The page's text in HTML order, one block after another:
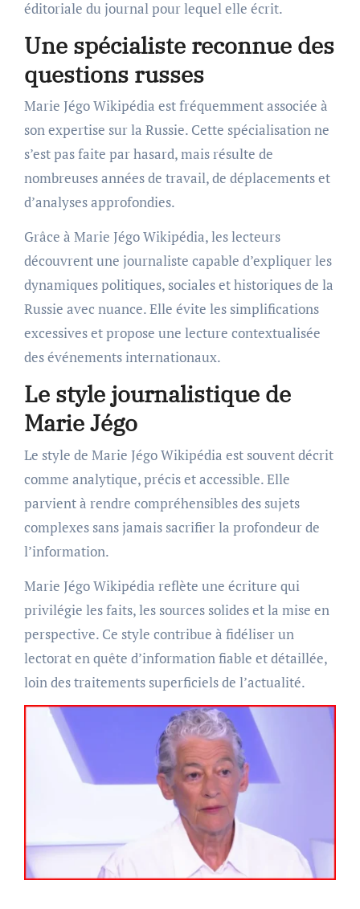
éditoriale du journal pour lequel elle écrit.
Une spécialiste reconnue des
questions russes
Marie Jégo Wikipédia est fréquemment associée à
son expertise sur la Russie. Cette spécialisation ne
s’est pas faite par hasard, mais résulte de
nombreuses années de travail, de déplacements et
d’analyses approfondies.
Grâce à Marie Jégo Wikipédia, les lecteurs
découvrent une journaliste capable d’expliquer les
dynamiques politiques, sociales et historiques de la
Russie avec nuance. Elle évite les simplifications
excessives et propose une lecture contextualisée
des événements internationaux.
Le style journalistique de
Marie Jégo
Le style de Marie Jégo Wikipédia est souvent décrit
comme analytique, précis et accessible. Elle
parvient à rendre compréhensibles des sujets
complexes sans jamais sacrifier la profondeur de
l’information.
Marie Jégo Wikipédia reflète une écriture qui
privilégie les faits, les sources solides et la mise en
perspective. Ce style contribue à fidéliser un
lectorat en quête d’information fiable et détaillée,
loin des traitements superficiels de l’actualité.